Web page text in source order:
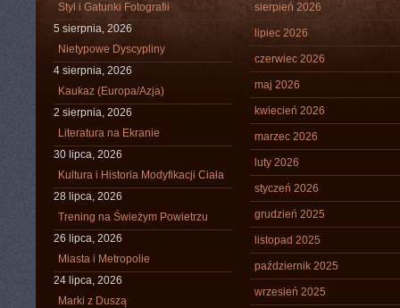
Styl i Gatunki Fotografii
5 sierpnia, 2026
Nietypowe Dyscypliny
4 sierpnia, 2026
Kaukaz (Europa/Azja)
2 sierpnia, 2026
Literatura na Ekranie
30 lipca, 2026
Kultura i Historia Modyfikacji Ciała
28 lipca, 2026
Trening na Świeżym Powietrzu
26 lipca, 2026
Miasta i Metropolie
24 lipca, 2026
Marki z Duszą
sierpień 2026
lipiec 2026
czerwiec 2026
maj 2026
kwiecień 2026
marzec 2026
luty 2026
styczeń 2026
grudzień 2025
listopad 2025
październik 2025
wrzesień 2025